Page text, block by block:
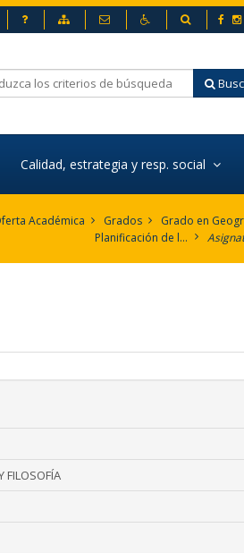
Preguntas frecuentes
Mapa web Contacto AccesibilidadBuscador
Calidad, estrategia y resp. social
Académica Grados
Planificación de la enseñanza
FILOSOFÍA